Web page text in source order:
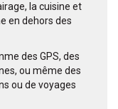
la cuisine et
en dehors des
des GPS, des
ou même des
ou de voyages